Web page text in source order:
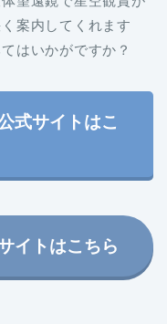
案内してくれます
はいかがですか？
式サイトはこ
イトはこちら